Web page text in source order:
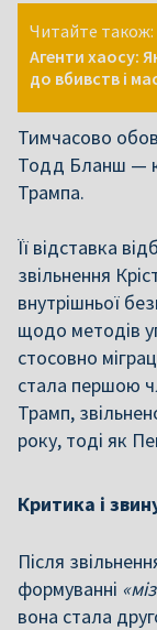
Читайте також:
Агенти хаосу:
до вбивств і
Тимчасово
Тодд Бланш —
Трампа.
Її відставка
звільнення
внутрішньої
щодо методів
стосовно
стала першою
Трамп,
року, тоді як
Критика і
Після
формуванні
вона стала